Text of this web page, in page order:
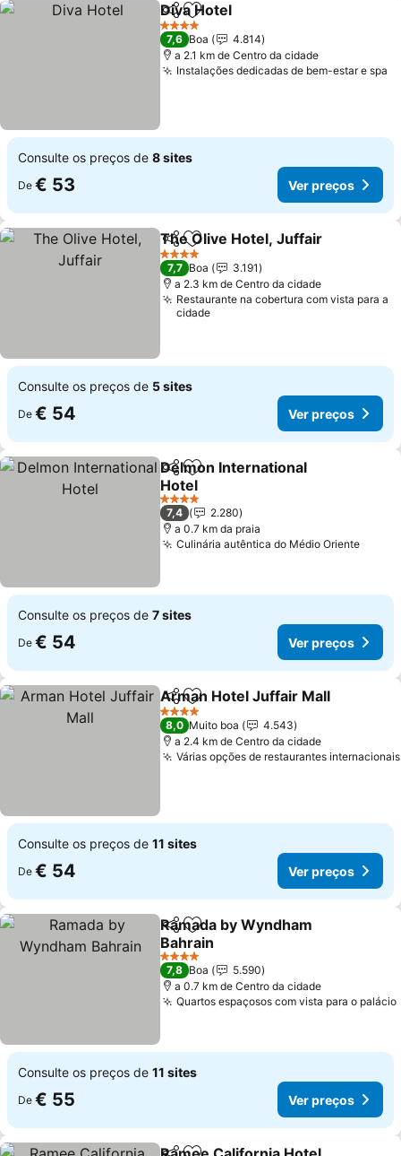
PartilharAdicionar aos favoritos
Diva Hotel
4 Estrelas
7,6 Boa
4.814
a 2.1 km de Centro da cidade
Instalações dedicadas de bem-estar e spa
Consulte os preços de 8 sites
De € 53 Ver preços
PartilharAdicionar aos favoritos
The Olive Hotel, Juffair
4 Estrelas
7,7 Boa
3.191
a 2.3 km de Centro da cidade
Restaurante na cobertura com vista para a
cidade
Consulte os preços de 5 sites
De € 54 Ver preços
PartilharAdicionar aos favoritos
Delmon International
Hotel
Ver preços
4 Estrelas
7,4
2.280
a 0.7 km da praia
Culinária autêntica do Médio OrienteVer
Consulte os preços de 7 sites
De € 54 Ver preços
PartilharAdicionar aos favoritos
Arman Hotel Juffair Mall
4 Estrelas
8,0 Muito boa
4.543
a 2.4 km de Centro da cidade
Várias opções de restaurantes internacionais
Consulte os preços de 11 sites
De € 54 Ver preços
PartilharAdicionar aos favoritos
Ramada by Wyndham
Bahrain
Ver preços
4 Estrelas
7,8 Boa
5.590
a 0.7 km de Centro da cidade
Quartos espaçosos com vista para o palácio
Consulte os preços de 11 sites
De € 55 Ver preços